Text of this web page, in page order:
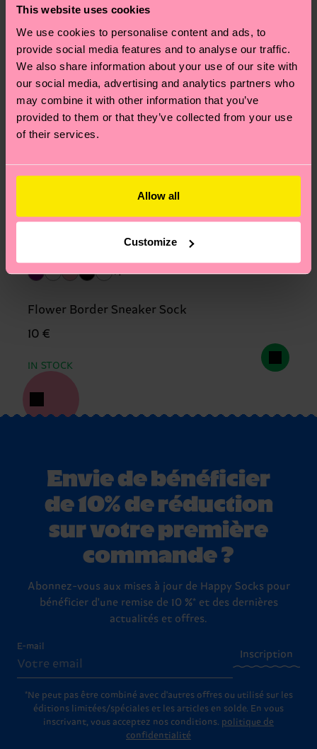
This website uses cookies
We use cookies to personalise content and ads, to
provide social media features and to analyse our traffic.
We also share information about your use of our site with
our social media, advertising and analytics partners who
may combine it with other information that you’ve
provided to them or that they’ve collected from your use
of their services.
Allow all
Customize
+1
Flower Border Sneaker Sock
10 €
IN STOCK
Envie de bénéficier
de 10% de réduction
sur votre première
commande ?
Abonnez-vous aux mises à jour de Happy Socks pour
bénéficier d'une remise de 10 %* et des dernières
actualités et offres.
E-mail
Inscription
*Ne peut pas être combiné avec d'autres offres ou utilisé sur les
éditions limitées/spéciales et les articles en solde. En vous
inscrivant, vous acceptez nos conditions. politique de
confidentialité